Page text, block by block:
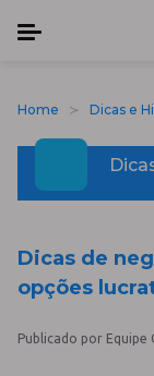
Home Dicas e
Dicas de
opções
Publicado por Equipe